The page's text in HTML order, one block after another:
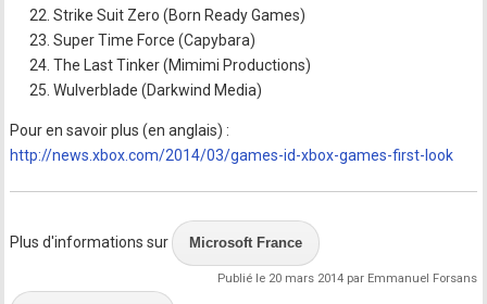
Strike Suit Zero (Born Ready Games)
Super Time Force (Capybara)
The Last Tinker (Mimimi Productions)
Wulverblade (Darkwind Media)
Pour en savoir plus (en anglais) :
http://news.xbox.com/2014/03/games-id-xbox-games-first-look
Plus d'informations sur Microsoft France
Publié le 20 mars 2014 par Emmanuel Forsans